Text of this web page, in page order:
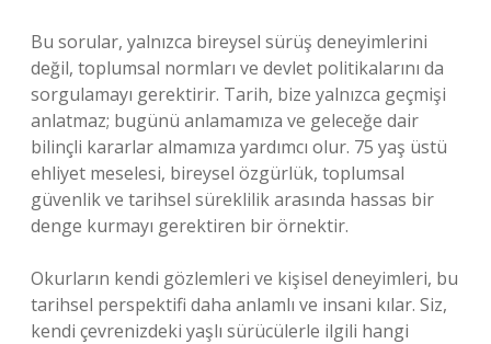
Bu sorular, yalnızca bireysel sürüş deneyimlerini
değil, toplumsal normları ve devlet politikalarını da
sorgulamayı gerektirir. Tarih, bize yalnızca geçmişi
anlatmaz; bugünü anlamamıza ve geleceğe dair
bilinçli kararlar almamıza yardımcı olur. 75 yaş üstü
ehliyet meselesi, bireysel özgürlük, toplumsal
güvenlik ve tarihsel süreklilik arasında hassas bir
denge kurmayı gerektiren bir örnektir.
Okurların kendi gözlemleri ve kişisel deneyimleri, bu
tarihsel perspektifi daha anlamlı ve insani kılar. Siz,
kendi çevrenizdeki yaşlı sürücülerle ilgili hangi